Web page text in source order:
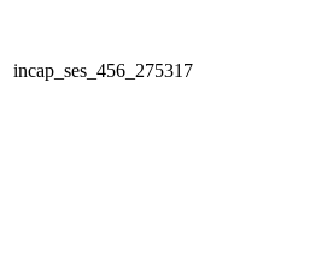
incap_ses_456_275317